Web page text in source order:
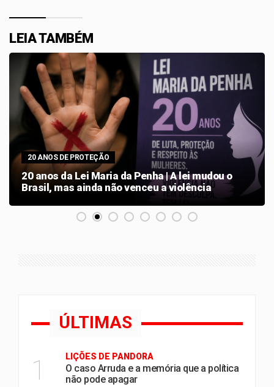
LEIA TAMBÉM
20 ANOS DE PROTEÇÃO
20 anos da Lei Maria da Penha | A lei mudou o
Brasil, mas ainda não venceu a violência
ÚLTIMAS
1 LIÇÕES DE PANDORA
O caso Arruda e a memória que a política
não pode apagar